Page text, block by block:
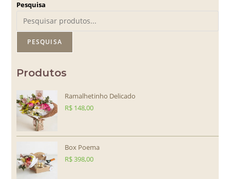
Pesquisa
PESQUISA
Produtos
Ramalhetinho Delicado
R$ 148,00
Box Poema
R$398,00